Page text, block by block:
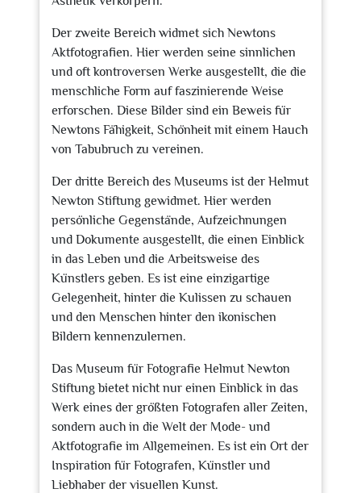
Der zweite Bereich widmet sich Newtons
Aktfotografien. Hier werden seine sinnlichen
und oft kontroversen Werke ausgestellt, die die
menschliche Form auf faszinierende Weise
erforschen. Diese Bilder sind ein Beweis für
Newtons Fähigkeit, Schönheit mit einem Hauch
von Tabubruch zu vereinen.
Der dritte Bereich des Museums ist der Helmut
Newton Stiftung gewidmet. Hier werden
persönliche Gegenstände, Aufzeichnungen
und Dokumente ausgestellt, die einen Einblick
in das Leben und die Arbeitsweise des
Künstlers geben. Es ist eine einzigartige
Gelegenheit, hinter die Kulissen zu schauen
und den Menschen hinter den ikonischen
Bildern kennenzulernen.
Das Museum für Fotografie Helmut Newton
Stiftung bietet nicht nur einen Einblick in das
Werk eines der größten Fotografen aller Zeiten,
sondern auch in die Welt der Mode- und
Aktfotografie im Allgemeinen. Es ist ein Ort der
Inspiration für Fotografen, Künstler und
Liebhaber der visuellen Kunst.